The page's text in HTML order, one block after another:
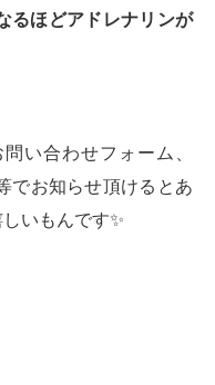
るほどアドレナリンが
い合わせフォーム、
でお知らせ頂けるとあ
いもんです✨